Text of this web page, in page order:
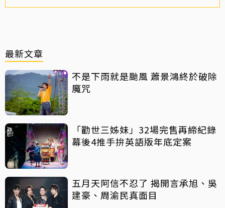
最新文章
不是下雨就是颱風 蕭景鴻終於破除
魔咒
「勸世三姊妹」32場完售再締紀錄
幕後4推手拚英語版年底定案
五月天阿信不忍了 揭開言承旭、吳
建豪、周渝民真面目